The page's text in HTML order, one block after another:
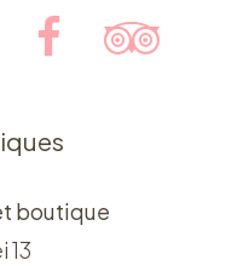
boutique
13